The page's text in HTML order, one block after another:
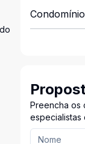
Condomínio
Preencha os
especialistas